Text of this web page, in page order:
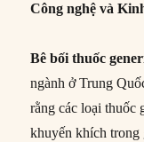
Công nghệ và
Bê bối thuốc
ngành ở Trung
rằng các loại thuốc
khuyến khích